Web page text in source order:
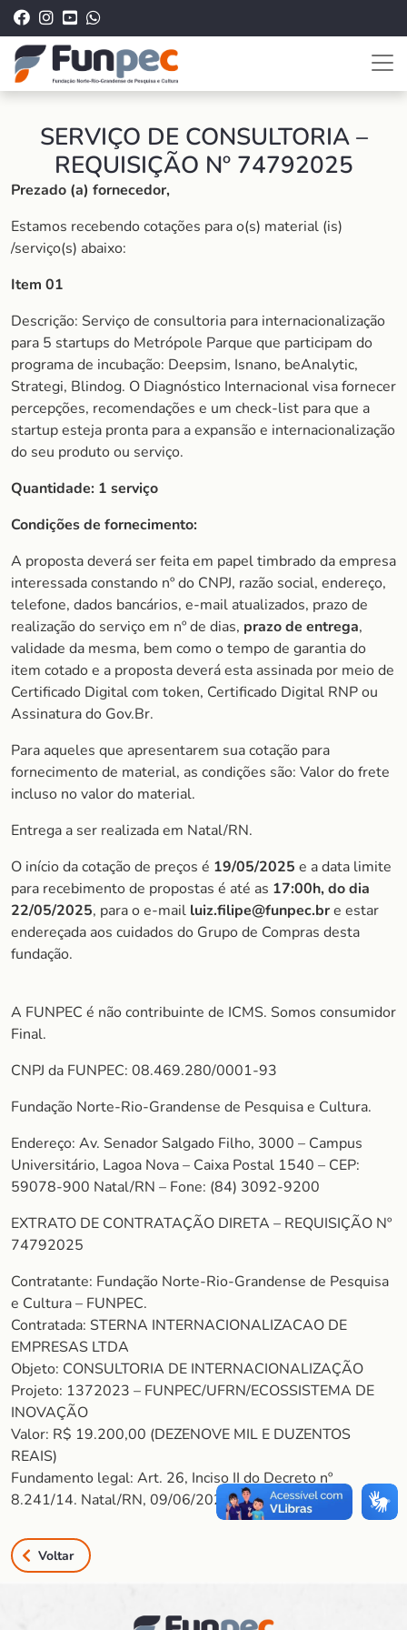
SERVIÇO DE CONSULTORIA –
REQUISIÇÃO Nº 74792025
Prezado (a) fornecedor,
Estamos recebendo cotações para o(s) material (is)
/serviço(s) abaixo:
Item 01
Descrição: Serviço de consultoria para internacionalização
para 5 startups do Metrópole Parque que participam do
programa de incubação: Deepsim, Isnano, beAnalytic,
Strategi, Blindog. O Diagnóstico Internacional visa fornecer
percepções, recomendações e um check-list para que a
startup esteja pronta para a expansão e internacionalização
do seu produto ou serviço.
Quantidade: 1 serviço
Condições de fornecimento:
A proposta deverá ser feita em papel timbrado da empresa
interessada constando nº do CNPJ, razão social, endereço,
telefone, dados bancários, e-mail atualizados, prazo de
realização do serviço em nº de dias, prazo de entrega,
validade da mesma, bem como o tempo de garantia do
item cotado e a proposta deverá esta assinada por meio de
Certificado Digital com token, Certificado Digital RNP ou
Assinatura do Gov.Br.
Para aqueles que apresentarem sua cotação para
fornecimento de material, as condições são: Valor do frete
incluso no valor do material.
Entrega a ser realizada em Natal/RN.
O início da cotação de preços é 19/05/2025 e a data limite
para recebimento de propostas é até as 17:00h, do dia
22/05/2025, para o e-mail luiz.filipe@funpec.bre estar
endereçada aos cuidados do Grupo de Compras desta
fundação.
A FUNPEC é não contribuinte de ICMS. Somos consumidor
Final.
CNPJ da FUNPEC: 08.469.280/0001-93
Fundação Norte-Rio-Grandense de Pesquisa e Cultura.
Endereço: Av. Senador Salgado Filho, 3000 – Campus
Universitário, Lagoa Nova – Caixa Postal 1540 – CEP:
59078-900 Natal/RN – Fone: (84) 3092-9200
EXTRATO DE CONTRATAÇÃO DIRETA – REQUISIÇÃO Nº
74792025
Contratante: Fundação Norte-Rio-Grandense de Pesquisa
e Cultura – FUNPEC.
Contratada: STERNA INTERNACIONALIZACAO DE
EMPRESAS LTDA
Objeto: CONSULTORIA DE INTERNACIONALIZAÇÃO
Projeto: 1372023 – FUNPEC/UFRN/ECOSSISTEMA DE
INOVAÇÃO
Valor: R$ 19.200,00 (DEZENOVE MIL E DUZENTOS
REAIS)
Fundamento legal: Art. 26, Inciso II do Decreto nº
8.241/14. Natal/RN, 09/06/2025
Voltar